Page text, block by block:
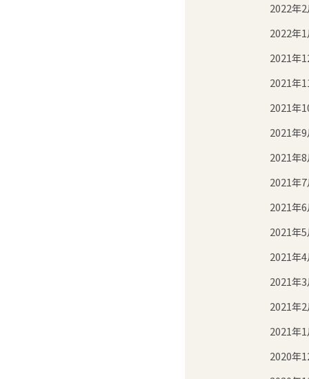
2022年
2022年
2021年
2021年
2021年
2021年
2021年
2021年
2021年
2021年
2021年
2021年
2021年
2021年
2020年